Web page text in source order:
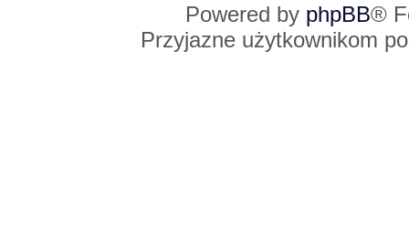
Powered by phpBB®
Przyjazne użytkownikom